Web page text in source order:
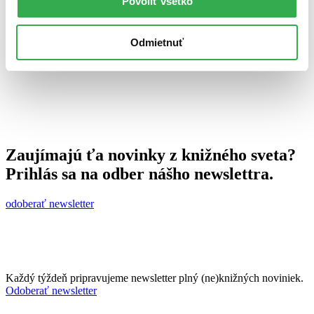
Odmietnuť
Zaujímajú ťa novinky z knižného sveta?
Prihlás sa na odber nášho newslettra.
odoberať newsletter
Každý týždeň pripravujeme newsletter plný (ne)knižných noviniek.
Odoberať newsletter